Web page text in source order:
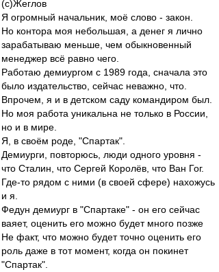
(с)Жеглов
Я огромный начальник, моё слово - закон.
Но контора моя небольшая, а денег я лично
зарабатываю меньше, чем обыкновенный
менеджер всё равно чего.
Работаю демиургом с 1989 года, сначала это
было издательство, сейчас неважно, что.
Впрочем, я и в детском саду командиром был.
Но моя работа уникальна не только в России,
но и в мире.
Я, в своём роде, "Спартак".
Демиурги, повторюсь, люди одного уровня -
что Сталин, что Сергей Королёв, что Ван Гог.
Где-то рядом с ними (в своей сфере) нахожусь
и я.
Федун демиург в "Спартаке" - он его сейчас
ваяет, оценить его можно будет много позже
Не факт, что можно будет точно оценить его
роль даже в тот момент, когда он покинет
"Спартак".